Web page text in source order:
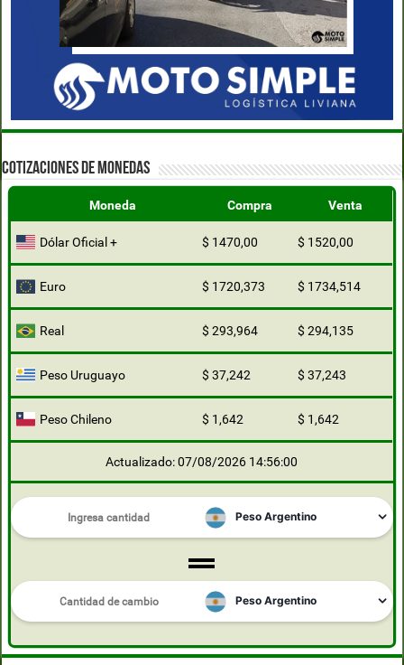
COTIZACIONES DE MONEDAS
Moneda Compra Venta
Dólar Oficial + $ 1470,00 $ 1520,00
Euro $ 1720,373 $ 1734,514
Real $ 293,964 $ 294,135
Peso Uruguayo $ 37,242 $ 37,243
Peso Chileno $ 1,642 $ 1,642
Actualizado: 07/08/2026 14:56:00